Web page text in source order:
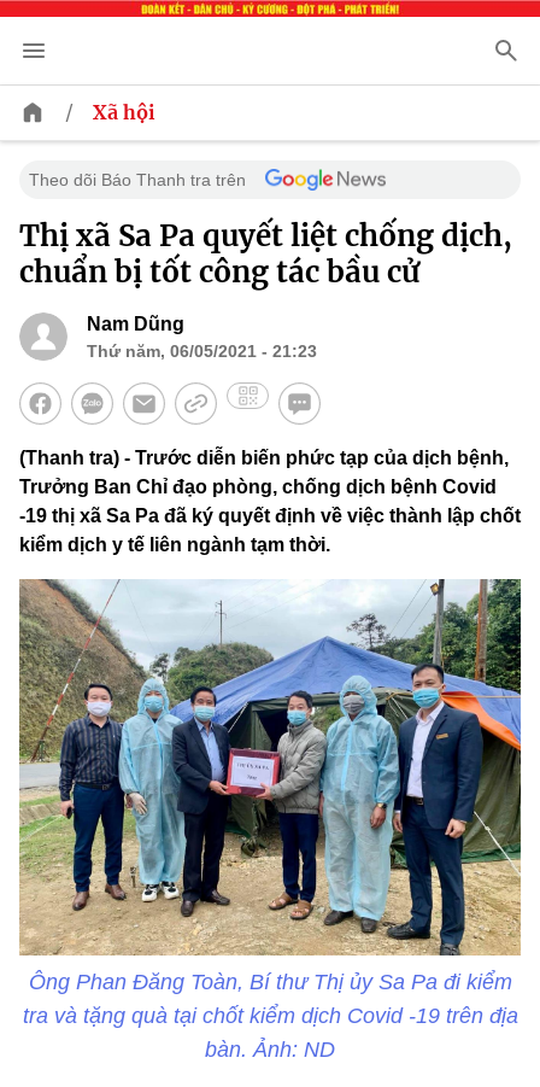
/ Xã hội
Theo dõi Báo Thanh tra trên
Thị xã Sa Pa quyết liệt chống dịch,
chuẩn bị tốt công tác bầu cử
Nam Dũng
Thứ năm, 06/05/2021 - 21:23
(Thanh tra) - Trước diễn biến phức tạp của dịch bệnh,
Trưởng Ban Chỉ đạo phòng, chống dịch bệnh Covid
-19 thị xã Sa Pa đã ký quyết định về việc thành lập chốt
kiểm dịch y tế liên ngành tạm thời.
Ông Phan Đăng Toàn, Bí thư Thị ủy Sa Pa đi kiểm
tra và tặng quà tại chốt kiểm dịch Covid -19 trên địa
bàn. Ảnh: ND